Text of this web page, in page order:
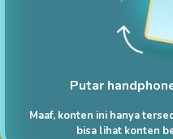
Putar
Maaf, konten ini hanya
bisa lihat konten